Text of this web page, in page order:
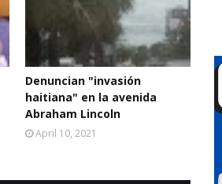
Denuncian "invasión
haitiana" en la avenida
Abraham Lincoln
April 10, 2021